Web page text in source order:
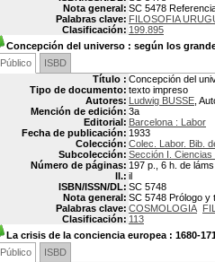
Nota general: SC 5478
Palabras clave: FILOSOFIA
Clasificación: 199.895
Concepción del universo : según los
Público
ISBD
Título : Concepción del
Tipo de documento: texto impreso
Autores: Ludwig BUSSE ,
Mención de edición: 3a
Editorial: Barcelona : Labor
Fecha de publicación: 1933
Colección: Colec. Labor. Bib.
Subcolección: Sección I. Ciencias
Número de páginas: 197 p., 6 h. de láms
Il.: il
ISBN/ISSN/DL: SC 5748
Nota general: SC 5748 Prólogo y
Palabras clave: COSMOLOGIA
Clasificación: 113
La crisis de la conciencia europea : 1680-
Público
ISBD